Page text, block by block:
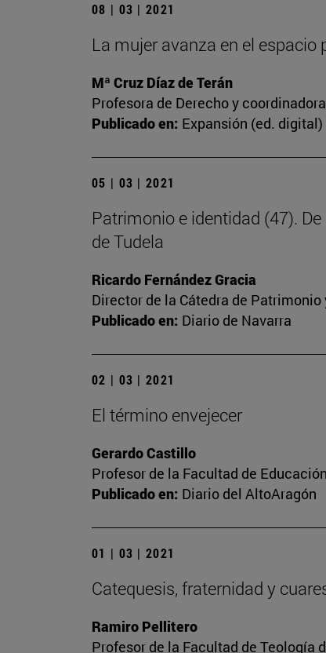
08 | 03 | 2021
La mujer avanza en el
Mª Cruz Díaz de Terán
Profesora de Derecho y
Publicado en: Expansión (ed. digital)
05 | 03 | 2021
Patrimonio e identidad (47).
de Tudela
Ricardo Fernández Gracia
Director de la Cátedra de Patrimonio
Publicado en: Diario de Navarra
02 | 03 | 2021
El término envejecer
Gerardo Castillo
Profesor de la Facultad de
Publicado en: Diario del AltoAragón
01 | 03 | 2021
Catequesis, fraternidad y
Ramiro Pellitero
Profesor de la Facultad de Teología